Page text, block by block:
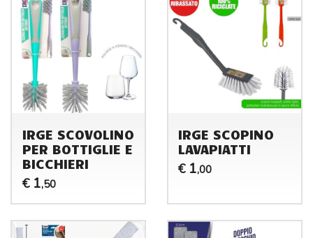
IRGE SCOVOLINO
PER BOTTIGLIE E
BICCHIERI
€ 1,50
IRGE SCOPINO
LAVAPIATTI
€ 1,00